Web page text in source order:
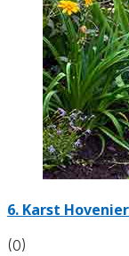
6. Karst
(0)